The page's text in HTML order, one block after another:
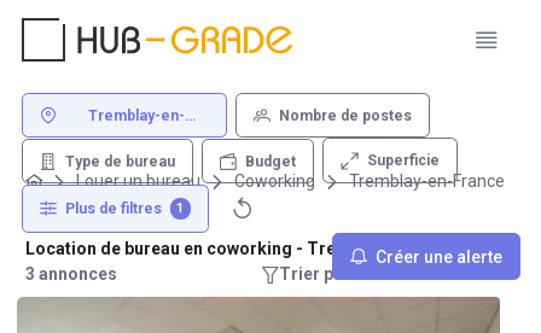
Tremblay-en-
Nombre de postes
Type de bureau Budget Superficie
Plus de filtres 1
Créer une alerte
Louer un bureau Coworking Tremblay-en-France
Location de bureau en coworking - Tremblay-en-France
3 annonces
Trier par : Recommandations